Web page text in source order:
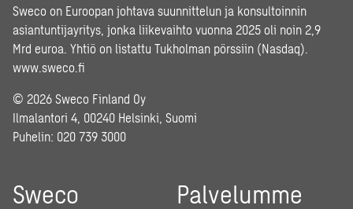
Sweco on Euroopan johtava suunnittelun ja konsultoinnin
asiantuntijayritys, jonka liikevaihto vuonna 2025 oli noin 2,9
Mrd euroa. Yhtiö on listattu Tukholman pörssiin (Nasdaq).
www.sweco.fi
© 2026 Sweco Finland Oy
Ilmalantori 4, 00240 Helsinki, Suomi
Puhelin: 020 739 3000
Sweco Palvelumme